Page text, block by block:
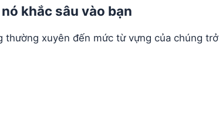
khắc sâu vào bạn
thường xuyên đến mức từ vựng của chúng trở